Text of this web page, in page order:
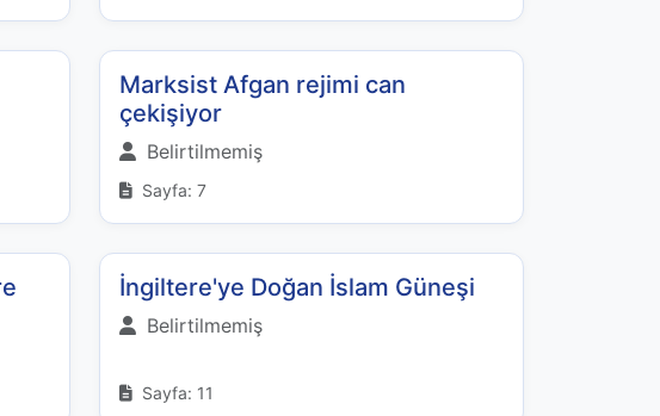
Marksist Afgan rejimi can
çekişiyor
Belirtilmemiş
Sayfa: 7
İngiltere'ye Doğan İslam Güneşi
Belirtilmemiş
Sayfa: 11